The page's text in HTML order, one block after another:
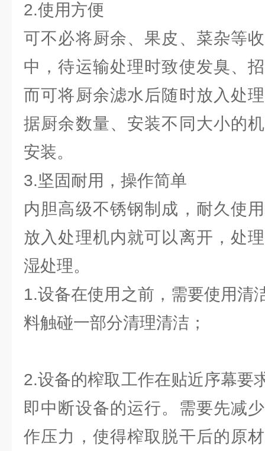
2.使用方便
可不必将厨余、果皮、菜杂等
中，待运输处理时致使发臭、
而可将厨余滤水后随时放入处
据厨余数量、安装不同大小的
安装。
3.坚固耐用，操作简单
内胆高级不锈钢制成，耐久使
放入处理机内就可以离开，处
湿处理。
1.设备在使用之前，需要使用清
料触碰一部分清理清洁；
2.设备的榨取工作在贴近序幕要
即中断设备的运行。需要先减
作压力，使得榨取脱干后的原